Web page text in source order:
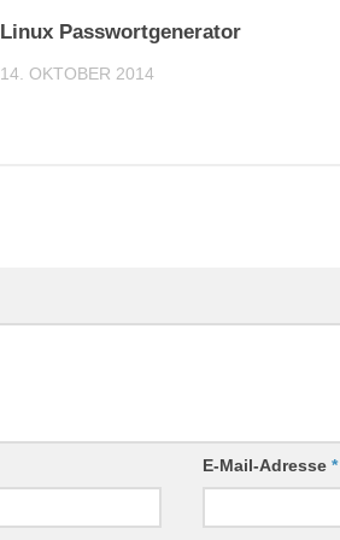
Linux Passwortgenerator
14. OKTOBER 2014
E-Mail-Adresse*